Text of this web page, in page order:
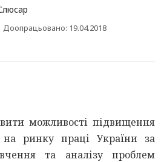
Доопрацьовано: 19.04.2018
можливості підвищення
на ринку праці України за
та аналізу проблем